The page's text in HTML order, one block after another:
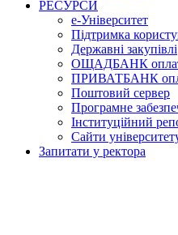
РЕСУРСИ
е-Університет
Підтримка
Державні закупівлі
ОЩАДБАНК
ПРИВАТБАНК
Поштовий сервер
Програмне
Інституційний
Сайти
Запитати у ректора